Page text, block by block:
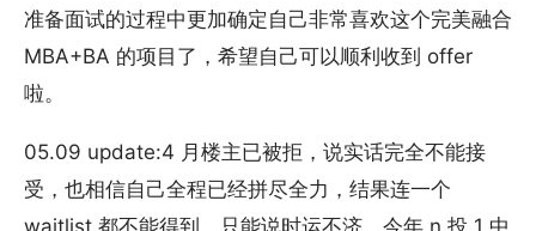
准备面试的过程中更加确定自己非常喜欢这个完美融合
MBA+BA 的项目了，希望自己可以顺利收到 offer
啦。
05.09 update:4 月楼主已被拒，说实话完全不能接
受，也相信自己全程已经拼尽全力，结果连一个